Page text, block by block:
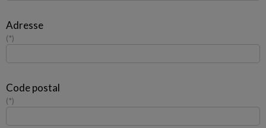
Adresse
*
Code postal
*